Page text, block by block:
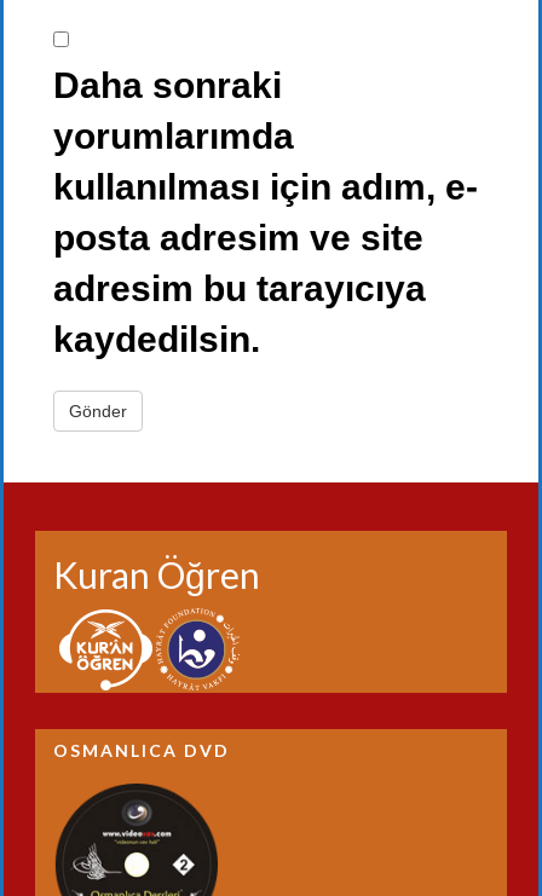
Daha sonraki
yorumlarımda
kullanılması için adım, e-
posta adresim ve site
adresim bu tarayıcıya
kaydedilsin.
Kuran Öğren
OSMANLICA DVD